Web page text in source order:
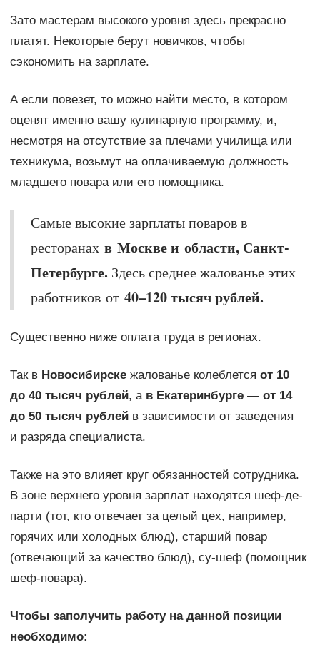
Зато мастерам высокого уровня здесь прекрасно
платят. Некоторые берут новичков, чтобы
сэкономить на зарплате.
А если повезет, то можно найти место, в котором
оценят именно вашу кулинарную программу, и,
несмотря на отсутствие за плечами училища или
техникума, возьмут на оплачиваемую должность
младшего повара или его помощника.
Самые высокие зарплаты поваров в
ресторанах в Москве и области, Санкт-
Петербурге. Здесь среднее жалованье этих
работников от40–120 тысяч рублей.
Существенно ниже оплата труда в регионах.
Так в Новосибирскежалованье колеблется от 10
до 40 тысяч рублей, а в Екатеринбурге — от 14
до 50 тысяч рублейв зависимости от заведения
и разряда специалиста.
Также на это влияет круг обязанностей сотрудника.
В зоне верхнего уровня зарплат находятся шеф-де-
парти (тот, кто отвечает за целый цех, например,
горячих или холодных блюд), старший повар
(отвечающий за качество блюд), су-шеф (помощник
шеф-повара).
Чтобы заполучить работу на данной позиции
необходимо: